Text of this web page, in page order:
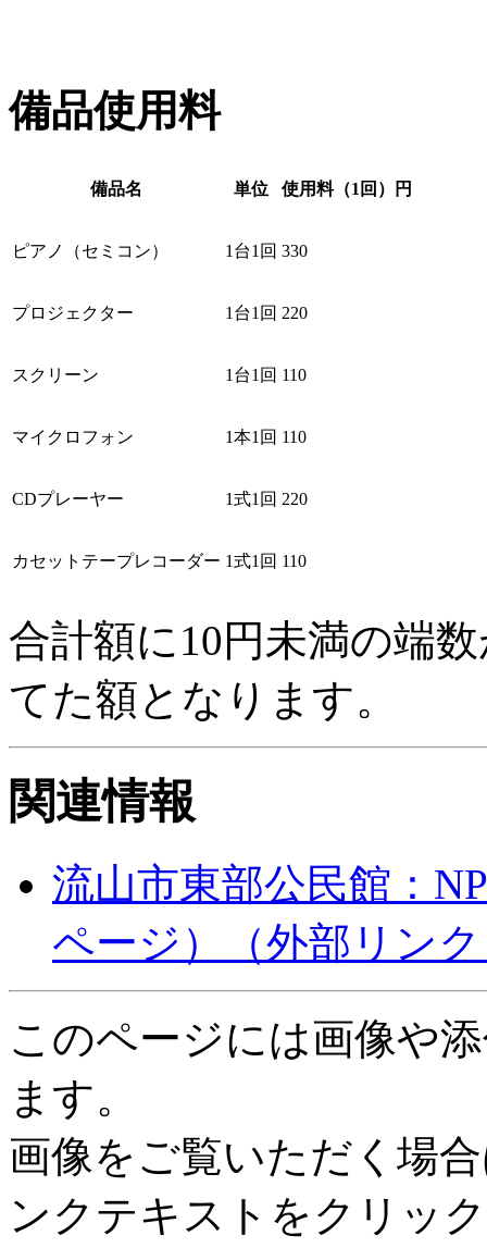
備品使用料
備品名 単位 使用料（1回）円
ピアノ（セミコン） 1台1回 330
プロジェクター 1台1回 220
スクリーン 1台1回 110
マイクロフォン 1本1回 110
CDプレーヤー 1式1回 220
カセットテープレコーダー 1式1回 110
合計額に10円未満の端
てた額となります。
関連情報
流山市東部公民館：
ページ）
（外部リン
このページには画像や
ます。
画像をご覧いただく場
ンクテキストをクリッ